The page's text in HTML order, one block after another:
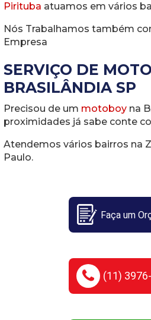
Pirituba atuamos em vários
Nós Trabalhamos também
Empresa
SERVIÇO DE
BRASILÂNDIA SP
Precisou de um motoboy na
proximidades já sabe conte
Atendemos vários bairros na
Paulo.
Faça um
(11)